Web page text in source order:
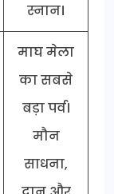
स्नान।
माघ मेला
का सबसे
बड़ा पर्व।
मौन
साधना,